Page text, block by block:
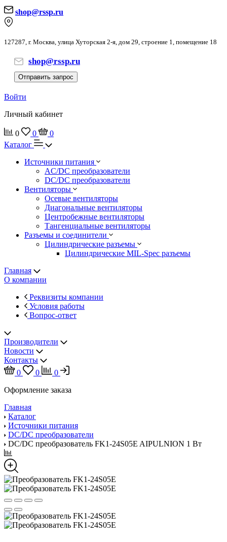
shop@rssp.ru
127287, г. Москва, улица Хуторская 2-я, дом 29, строение 1, помещение 18
shop@rssp.ru
Отправить запрос
Войти
Личный кабинет
0 0
0
Каталог
Источники питания
AC/DC преобразователи
DC/DC преобразователи
Вентиляторы
Осевые вентиляторы
Диагональные вентиляторы
Центробежные вентиляторы
Тангенциальные вентиляторы
Разъемы и соединители
Цилиндрические разъемы
Цилиндрические MIL-Spec разъемы
Главная
О компании
Реквизиты компании
Условия работы
Вопрос-ответ
Производители
Новости
Контакты
0
0
0
Оформление заказа
Главная
Каталог
Источники питания
DC/DC преобразователи
DC/DC преобразователь FK1-24S05E AIPULNION 1 Вт